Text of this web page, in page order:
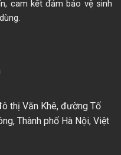
cam kết đảm bảo vệ sinh
thị Văn Khê, đường Tố
Thành phố Hà Nội, Việt